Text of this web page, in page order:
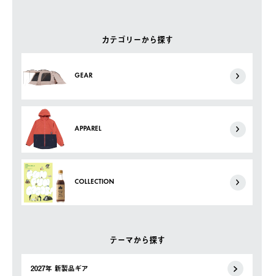
カテゴリーから探す
GEAR
APPAREL
COLLECTION
テーマから探す
2027年 新製品ギア